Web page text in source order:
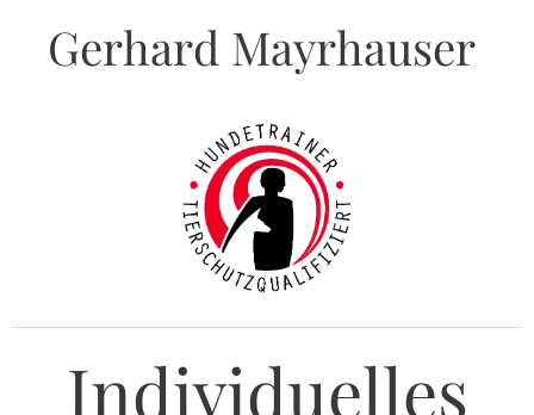
Gerhard Mayrhauser
Individuelles